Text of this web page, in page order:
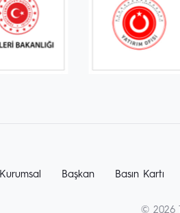
Kurumsal Başkan Basın Kartı
© 2026